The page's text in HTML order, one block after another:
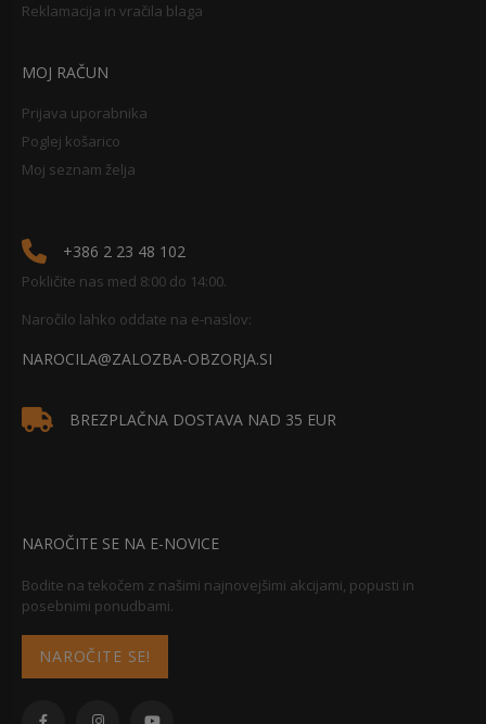
Reklamacija in vračila blaga
MOJ RAČUN
Prijava uporabnika
Poglej košarico
Moj seznam želja
+386 2 23 48 102
Pokličite nas med 8:00 do 14:00.
Naročilo lahko oddate na e-naslov:
NAROCILA@ZALOZBA-OBZORJA.SI
BREZPLAČNA DOSTAVA NAD 35 EUR
NAROČITE SE NA E-NOVICE
Bodite na tekočem z našimi najnovejšimi akcijami, popusti in
posebnimi ponudbami.
NAROČITE SE!